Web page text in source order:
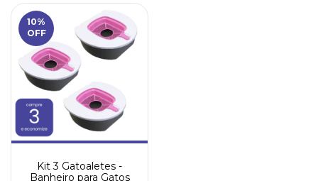
10%
OFF
Kit 3 Gatoaletes -
Banheiro para Gatos